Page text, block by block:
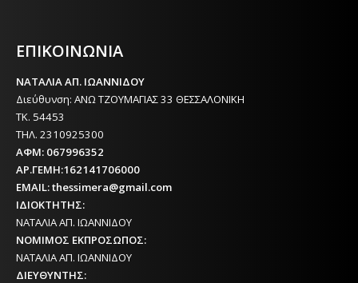
ΕΠΙΚΟΙΝΩΝΙΑ
ΝΑΤΑΛΙΑ ΑΠ. ΙΩΑΝΝΙΔΟΥ
Διεύθυνση: ΑΝΩ ΤΖΟΥΜΑΓΙΑΣ 33 ΘΕΣΣΑΛΟΝΙΚΗ
ΤΚ. 54453
ΤΗΛ. 2310925300
ΑΦΜ: 067996352
ΑΡ.ΓΕΜΗ:162141706000
EMAIL: thessimera@gmail.com
ΙΔΙΟΚΤΗΤΗΣ:
ΝΑΤΑΛΙΑ ΑΠ. ΙΩΑΝΝΙΔΟΥ
ΝΟΜΙΜΟΣ ΕΚΠΡΟΣΩΠΟΣ:
ΝΑΤΑΛΙΑ ΑΠ. ΙΩΑΝΝΙΔΟΥ
ΔΙΕΥΘΥΝΤΗΣ: